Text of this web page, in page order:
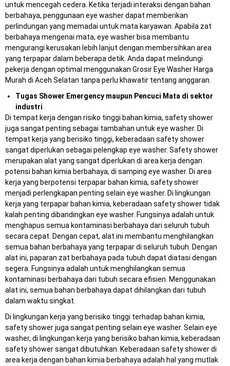
untuk mencegah cedera. Ketika terjadi interaksi dengan bahan
berbahaya, penggunaan eye washer dapat memberikan
perlindungan yang memadai untuk mata karyawan. Apabila zat
berbahaya mengenai mata, eye washer bisa membantu
mengurangi kerusakan lebih lanjut dengan membersihkan area
yang terpapar dalam beberapa detik. Anda dapat melindungi
pekerja dengan optimal menggunakan Grosir Eye Washer Harga
Murah di Aceh Selatan tanpa perlu khawatir tentang anggaran.
Tugas Shower Emergency maupun Pencuci Mata di sektor
industri
Di tempat kerja dengan risiko tinggi bahan kimia, safety shower
juga sangat penting sebagai tambahan untuk eye washer. Di
tempat kerja yang berisiko tinggi, keberadaan safety shower
sangat diperlukan sebagai pelengkap eye washer. Safety shower
merupakan alat yang sangat diperlukan di area kerja dengan
potensi bahan kimia berbahaya, di samping eye washer. Di area
kerja yang berpotensi terpapar bahan kimia, safety shower
menjadi perlengkapan penting selain eye washer. Di lingkungan
kerja yang terpapar bahan kimia, keberadaan safety shower tidak
kalah penting dibandingkan eye washer. Fungsinya adalah untuk
menghapus semua kontaminasi berbahaya dari seluruh tubuh
secara cepat. Dengan cepat, alat ini membantu menghilangkan
semua bahan berbahaya yang terpapar di seluruh tubuh. Dengan
alat ini, paparan zat berbahaya pada tubuh dapat diatasi dengan
segera. Fungsinya adalah untuk menghilangkan semua
kontaminasi berbahaya dari tubuh secara efisien. Menggunakan
alat ini, semua bahan berbahaya dapat dihilangkan dari tubuh
dalam waktu singkat.
Di lingkungan kerja yang berisiko tinggi terhadap bahan kimia,
safety shower juga sangat penting selain eye washer. Selain eye
washer, di lingkungan kerja yang berisiko bahan kimia, keberadaan
safety shower sangat dibutuhkan. Keberadaan safety shower di
area kerja dengan bahan kimia berbahaya adalah hal yang mutlak